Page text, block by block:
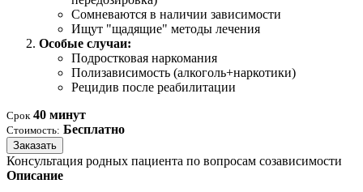
Сомневаются в наличии зависимости
Ищут "щадящие" методы лечения
Особые случаи:
Подростковая наркомания
Полизависимость (алкоголь+наркотики)
Рецидив после реабилитации
Срок 40 минут
Стоимость: Бесплатно
Заказать
Консультация родных пациента по вопросам созависимости
Описание